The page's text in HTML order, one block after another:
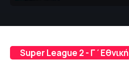
Super League 2 - Γ΄Εθνική